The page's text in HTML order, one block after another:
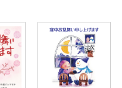
込む
WIT-MC243
ゆきだるま
この見本で申し込む